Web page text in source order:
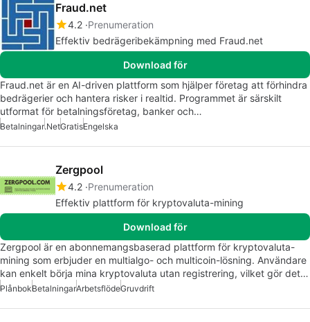
Fraud.net
4.2 Prenumeration
Effektiv bedrägeribekämpning med Fraud.net
Download för
Fraud.net är en AI-driven plattform som hjälper företag att förhindra
bedrägerier och hantera risker i realtid. Programmet är särskilt
utformat för betalningsföretag, banker och…
Betalningar.NetGratisEngelska
Zergpool
4.2 Prenumeration
Effektiv plattform för kryptovaluta-mining
Download för
Zergpool är en abonnemangsbaserad plattform för kryptovaluta-
mining som erbjuder en multialgo- och multicoin-lösning. Användare
kan enkelt börja mina kryptovaluta utan registrering, vilket gör det…
PlånbokBetalningarArbetsflödeGruvdrift